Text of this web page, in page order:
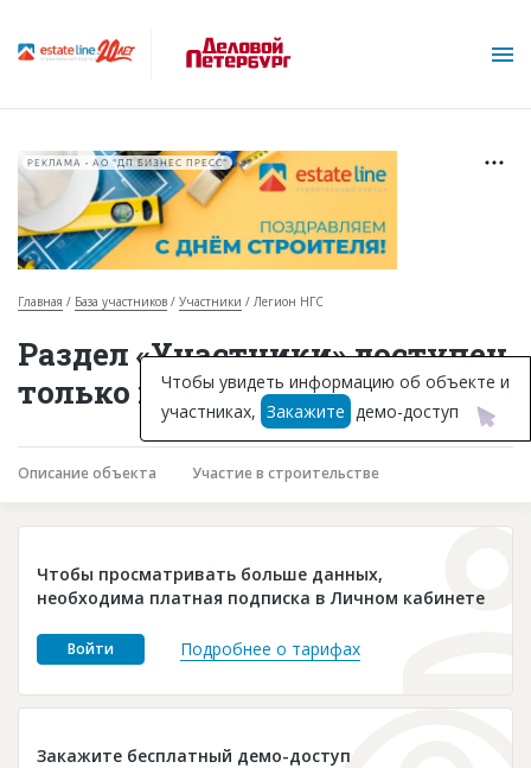
Горячие объекты
База строящихся объектов
Инвестпроекты
Глоссарий
Платные услуги
Пресс-релизы
РЕКЛАМА • АО "ДП БИЗНЕС ПРЕСС"
Главная База участников Участники Легион НГС
Раздел «Участники» доступен
только подписчикам
Описание объекта Участие в строительстве
Чтобы просматривать больше данных,
необходима платная подписка в Личном кабинете
Войти Подробнее о тарифах
Закажите бесплатный демо-доступ
Чтобы увидеть информацию об объекте и
участниках, Закажите демо-доступ